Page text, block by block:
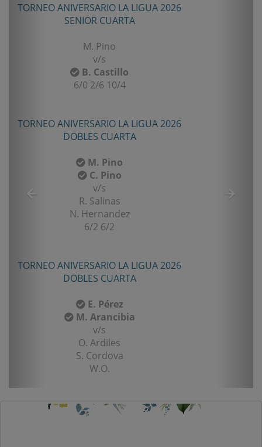
TORNEO ANIVERSARIO LA LIGUA 2026
SENIOR CUARTA
M. Pino
v/s
B. Castillo
6/0 2/6 10/4
TORNEO ANIVERSARIO LA LIGUA 2026
DOBLES CUARTA
M. Pino
C. Pino
v/s
R. Salinas
N. Hernandez
6/2 6/2
TORNEO ANIVERSARIO LA LIGUA 2026
DOBLES CUARTA
E. Pérez
M. Arancibia
v/s
O. Ardiles
S. Cordova
W.O.